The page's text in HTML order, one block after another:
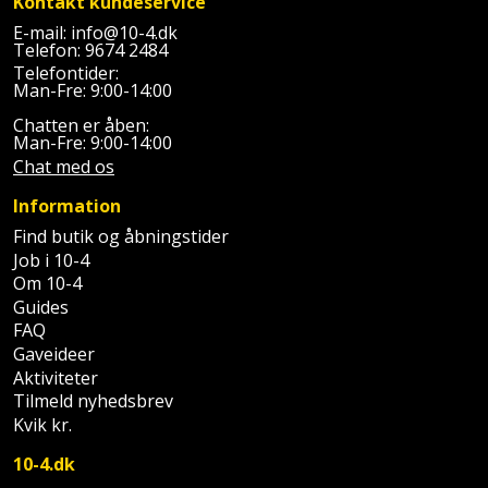
Sternbeklædning
Tag
og
tagplader
Terrasseopklodsning
Tråd
til
byggeri
Træ
Palleløfter
Polsøger
Profilsaks
Reb
og
snor
Renseservietter
og
wipes
Sækkelukker
Saks
Industristøvsuger
Kantfræser
Kantlimer
Kantlimertilbehør
Kap-
og
geringssav
Kerneboremaskine
Klammepistol
Klippeværktøj
Højbede
Højtaler
Hylder
Jagt
og
fritid
Jul
Kaffe
Klæbesøm
Køkkenudstyr
E-mail: info@10-4.dk
Telefon: 9674 2484
Telefontider:
Man-Fre: 9:00-14:00
Chatten er åben:
Man-Fre: 9:00-14:00
Chat med os
Information
Find butik og åbningstider
Job i 10-4
Om 10-4
Guides
FAQ
Gaveideer
Aktiviteter
Tilmeld nyhedsbrev
Kvik kr.
10-4.dk